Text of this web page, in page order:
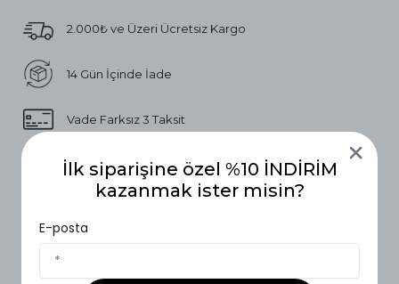
2.000₺ ve Üzeri Ücretsiz Kargo
14 Gün İçinde İade
Vade Farksız 3 Taksit
Ürün Açıklaması
Beden Tablosu (S-XL)
İlk siparişine özel %10 İNDİRİM
kazanmak ister misin?
E-posta